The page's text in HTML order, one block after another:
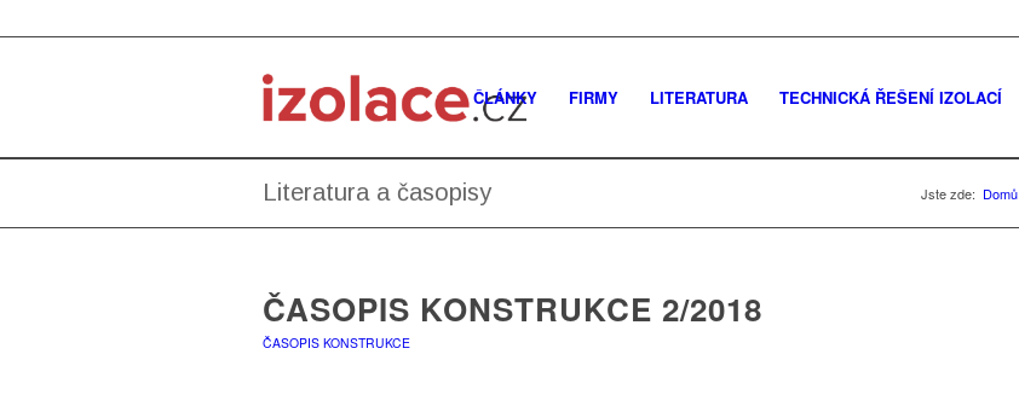
ČLÁNKY FIRMY LITERATURA TECHNICKÁ ŘEŠENÍ IZOLACÍ
Literatura a časopisy Jste zde: Domů
ČASOPIS KONSTRUKCE 2/2018
ČASOPIS KONSTRUKCE